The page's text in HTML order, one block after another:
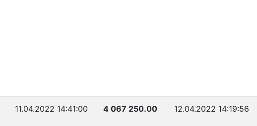
11.04.2022 14:41:00 4 067 250.00 12.04.2022 14:19:56